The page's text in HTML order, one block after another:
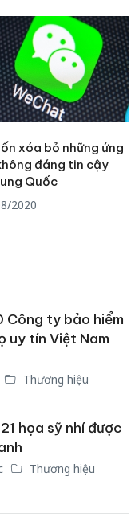
xóa bỏ những ứng
đáng tin cậy
Quốc
2020
Công ty bảo hiểm
uy tín Việt Nam
Thương hiệu
họa sỹ nhí được
Thương hiệu